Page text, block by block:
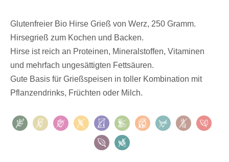
Glutenfreier Bio Hirse Grieß von Werz, 250 Gramm.
Hirsegrieß zum Kochen und Backen.
Hirse ist reich an Proteinen, Mineralstoffen, Vitaminen
und mehrfach ungesättigten Fettsäuren.
Gute Basis für Grießspeisen in toller Kombination mit
Pflanzendrinks, Früchten oder Milch.